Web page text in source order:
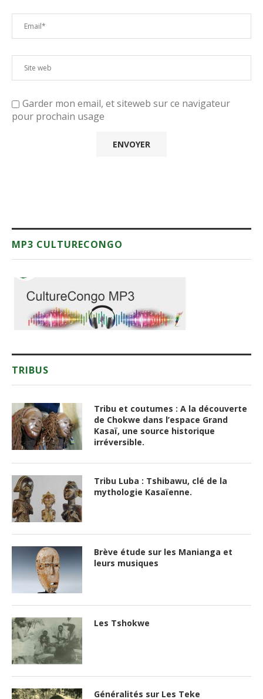
Garder mon email, et siteweb sur ce navigateur
pour prochain usage
MP3 CULTURECONGO
TRIBUS
Tribu et coutumes : A la découverte
de Chokwe dans l’espace Grand
Kasaï, une source historique
irréversible.
Tribu Luba : Tshibawu, clé de la
mythologie Kasaïenne.
Brève étude sur les Manianga et
leurs musiques
Les Tshokwe
Généralités sur Les Teke